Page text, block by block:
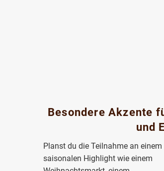
Besondere Akzente
und
Planst du die Teilnahme an einem
saisonalen Highlight wie einem